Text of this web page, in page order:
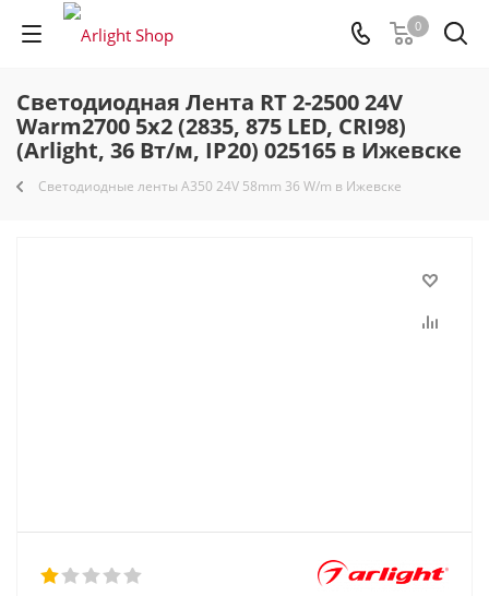
0
Светодиодная Лента RT 2-2500 24V
Warm2700 5x2 (2835, 875 LED, CRI98)
(Arlight, 36 Вт/м, IP20) 025165 в Ижевске
Светодиодные ленты A350 24V 58mm 36 W/m в Ижевске